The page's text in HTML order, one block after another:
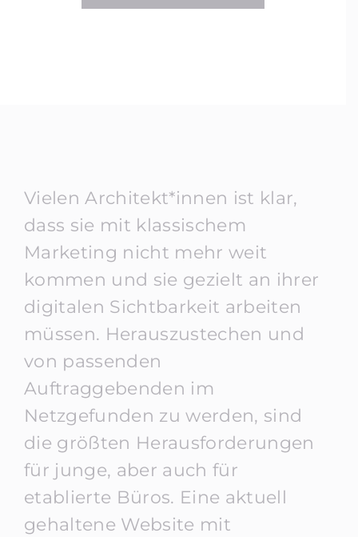
Vielen Architekt*innen ist klar,
dass sie mit klassischem
Marketing nicht mehr weit
kommen und sie gezielt an ihrer
digitalen Sichtbarkeit arbeiten
müssen. Herauszustechen und
von passenden
Auftraggebenden im
Netzgefunden zu werden, sind
die größten Herausforderungen
für junge, aber auch für
etablierte Büros. Eine aktuell
gehaltene Website mit